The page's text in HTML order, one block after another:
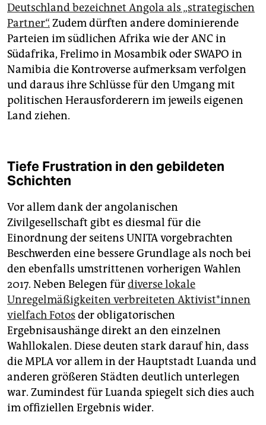
Deutschland bezeichnet Angola als „strategischen
Partner“. Zudem dürften andere dominierende
Parteien im südlichen Afrika wie der ANC in
Südafrika, Frelimo in Mosambik oder SWAPO in
Namibia die Kontroverse aufmerksam verfolgen
und daraus ihre Schlüsse für den Umgang mit
politischen Herausforderern im jeweils eigenen
Land ziehen.
Tiefe Frustration in den gebildeten
Schichten
Vor allem dank der angolanischen
Zivilgesellschaft gibt es diesmal für die
Einordnung der seitens UNITA vorgebrachten
Beschwerden eine bessere Grundlage als noch bei
den ebenfalls umstrittenen vorherigen Wahlen
2017. Neben Belegen fürdiverse lokale
Unregelmäßigkeiten verbreiteten Ak­ti­vis­t*in­nen
vielfach Fotos der obligatorischen
Ergebnisaushänge direkt an den einzelnen
Wahllokalen. Diese deuten stark darauf hin, dass
die MPLA vor allem in der Hauptstadt Luanda und
anderen größeren Städten deutlich unterlegen
war. Zumindest für Luanda spiegelt sich dies auch
im offiziellen Ergebnis wider.